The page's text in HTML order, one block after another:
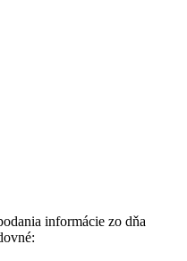
informácie zo dňa